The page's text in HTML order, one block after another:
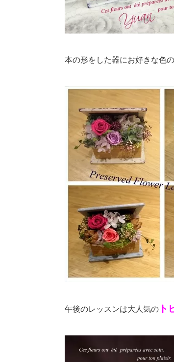
本の形をした器にお好きな色
午後のレッスンは大人気の ト